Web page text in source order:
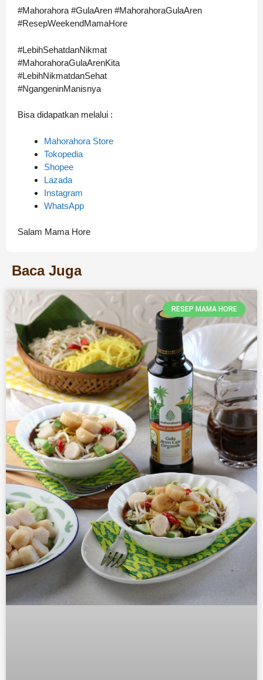
#Mahorahora #GulaAren #MahorahoraGulaAren
#ResepWeekendMamaHore
#LebihSehatdanNikmat
#MahorahoraGulaArenKita
#LebihNikmatdanSehat
#NgangeninManisnya
Bisa didapatkan melalui :
Mahorahora Store
Tokopedia
Shopee
Lazada
Instagram
WhatsApp
Salam Mama Hore
Baca Juga
RESEP MAMA HORE